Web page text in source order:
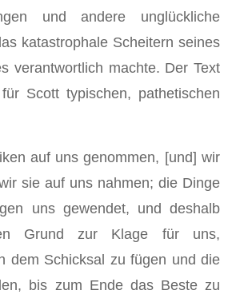
und andere unglückliche
katastrophale Scheitern seines
verantwortlich machte. Der Text
Scott typischen, pathetischen
auf uns genommen, [und] wir
sie auf uns nahmen; die Dinge
uns gewendet, und deshalb
Grund zur Klage für uns,
dem Schicksal zu fügen und die
bis zum Ende das Beste zu